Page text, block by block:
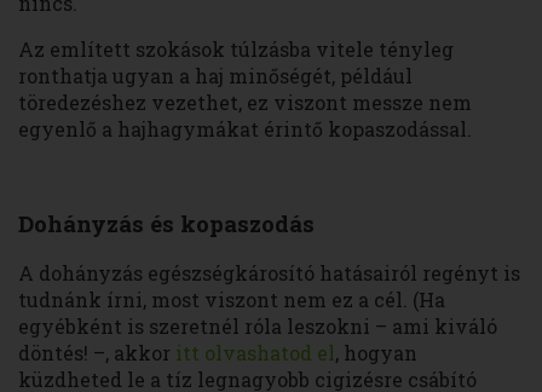
Az említett szokások túlzásba vitele tényleg
ronthatja ugyan a haj minőségét, például
töredezéshez vezethet, ez viszont messze nem
egyenlő a hajhagymákat érintő kopaszodással.
Dohányzás és kopaszodás
A dohányzás egészségkárosító hatásairól regényt is
tudnánk írni, most viszont nem ez a cél. (Ha
egyébként is szeretnél róla leszokni – ami kiváló
döntés! –, akkor itt olvashatod el, hogyan
küzdheted le a tíz legnagyobb cigizésre csábító